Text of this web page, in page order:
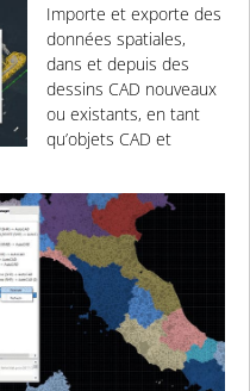
Importe et exporte des
données spatiales,
dans et depuis des
dessins CAD nouveaux
ou existants, en tant
qu’objets CAD et